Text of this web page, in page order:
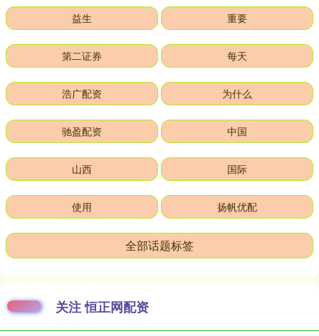
益生 重要
第二证券 每天
浩广配资 为什么
驰盈配资 中国
山西 国际
使用 扬帆优配
全部话题标签
关注 恒正网配资